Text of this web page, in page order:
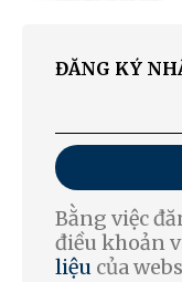
ĐĂNG KÝ
Bằng việc
điều khoản
liệu của